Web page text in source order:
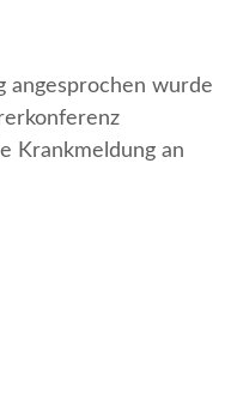
angesprochen wurde
Krankmeldung an